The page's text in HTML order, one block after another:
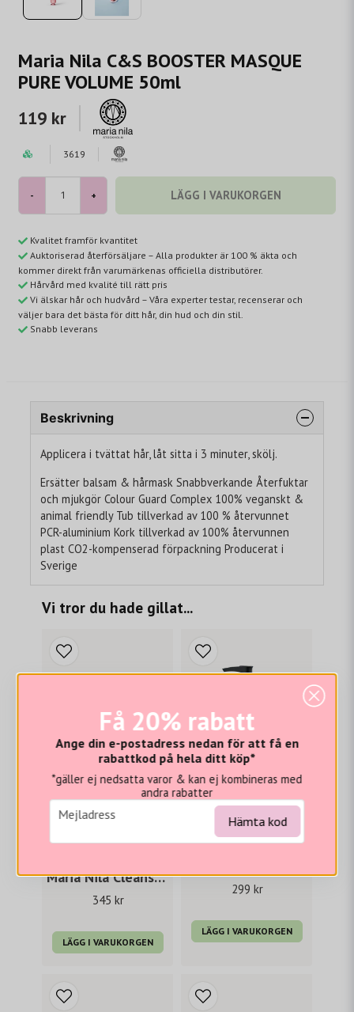
Maria Nila C&S BOOSTER MASQUE
PURE VOLUME 50ml
119 kr
3619
- + LÄGG I VARUKORGEN
Kvalitet framför kvantitet
Auktoriserad återförsäljare – Alla produkter är 100 % äkta och
kommer direkt från varumärkenas officiella distributörer.
Hårvård med kvalité till rätt pris
Vi älskar hår och hudvård – Våra experter testar, recenserar och
väljer bara det bästa för ditt hår, din hud och din stil.
Snabb leverans
Vi tror du hade gillat...
Maria Nila Cleanse Shampoo 350 ml
345 kr
LÄGG I VARUKORGEN
299 kr
LÄGG I VARUKORGEN
Beskrivning
Applicera i tvättat hår, låt sitta i 3 minuter, skölj.
Ersätter balsam & hårmask Snabbverkande Återfuktar
och mjukgör Colour Guard Complex 100% veganskt &
animal friendly Tub tillverkad av 100 % återvunnet
PCR-aluminium Kork tillverkad av 100% återvunnen
plast CO2-kompenserad förpackning Producerat i
Sverige
Få 20% rabatt
Ange din e-postadress nedan för att få en
rabattkod på hela ditt köp*
*gäller ej nedsatta varor & kan ej kombineras med
andra rabatter
email
Mejladress Hämta kod